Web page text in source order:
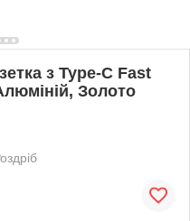
з Type-C Fast
Золото